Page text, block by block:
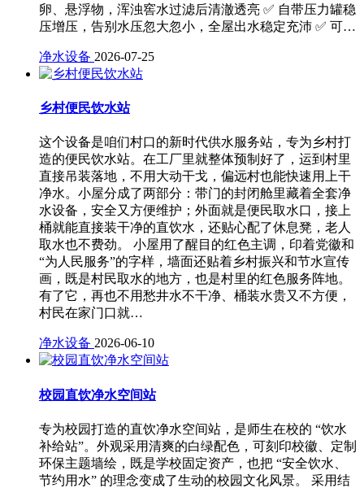
卵、悬浮物，浑浊窖水过滤后清澈透亮 ✅ 自带压力罐稳
压增压，告别水压忽大忽小，全屋出水稳定充沛 ✅ 可…
净水设备 2026-07-25
乡村便民饮水站
这个设备是咱们村口的新时代供水服务站，专为乡村打
造的便民饮水站。在工厂里就整体预制好了，运到村里
直接吊装落地，不用大动干戈，偏远村也能快速用上干
净水。小屋分成了两部分：带门的封闭舱里藏着全套净
水设备，安全又方便维护；外面就是便民取水口，接上
桶就能直接装干净的直饮水，还贴心配了休息凳，老人
取水也不费劲。 小屋用了醒目的红色主调，印着党徽和
“为人民服务”的字样，墙面还贴着乡村振兴和节水宣传
画，既是村民取水的地方，也是村里的红色服务阵地。
有了它，再也不用愁井水不干净、桶装水贵又不方便，
村民在家门口就…
净水设备 2026-06-10
校园直饮净水空间站
专为校园打造的直饮净水空间站，是师生在校的 “饮水
补给站”。外观采用清爽的白绿配色，可刻印校徽、定制
环保主题墙绘，既是学校固定资产，也把 “安全饮水、
节约用水” 的理念变成了生动的校园文化风景。 采用结